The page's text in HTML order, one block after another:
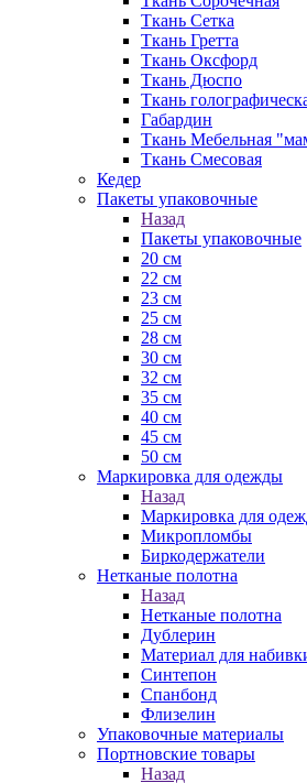
Ткань Сетка
Ткань Гретта
Ткань Оксфорд
Ткань Дюспо
Ткань
Габардин
Ткань Мебельная
Ткань Смесовая
Кедер
Пакеты упаковочные
Назад
Пакеты упаковочные
20 см
22 см
23 см
25 см
28 см
30 см
32 см
35 см
40 см
45 см
50 см
Маркировка для одежды
Назад
Маркировка для
Микропломбы
Биркодержатели
Нетканые полотна
Назад
Нетканые полотна
Дублерин
Материал для
Синтепон
Спанбонд
Флизелин
Упаковочные материалы
Портновские товары
Назад